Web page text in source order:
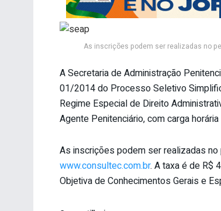
As inscrições podem ser realizadas no
A Secretaria de Administração
01/2014 do Processo Seletivo
Regime Especial de Direito
Agente Penitenciário, com carga
As inscrições podem ser realizadas
www.consultec.com.br. A taxa é de R$
Objetiva de Conhecimentos Gerais e